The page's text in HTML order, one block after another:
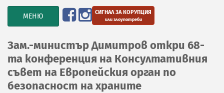
TOGGLE
NAVIGATION
МЕНЮ СИГНАЛ ЗА КОРУПЦИЯ
или злоупотреби
Зам.-министър Димитров откри 68-
та конференция на Консултативния
съвет на Европейския орган по
безопасност на храните